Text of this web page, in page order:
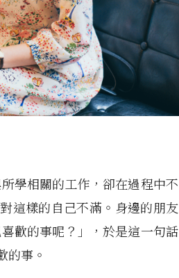
學相關的工作，卻在過程中不
這樣的自己不滿。身邊的朋友
歡的事呢？」，於是這一句話
的事。